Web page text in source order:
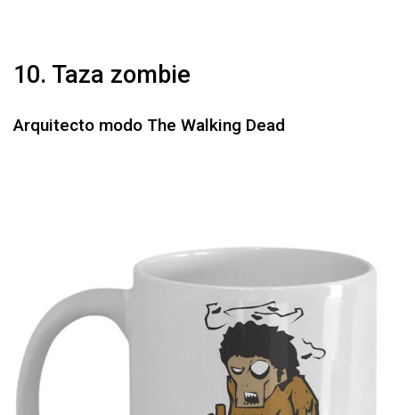
10. Taza zombie
Arquitecto modo The Walking Dead